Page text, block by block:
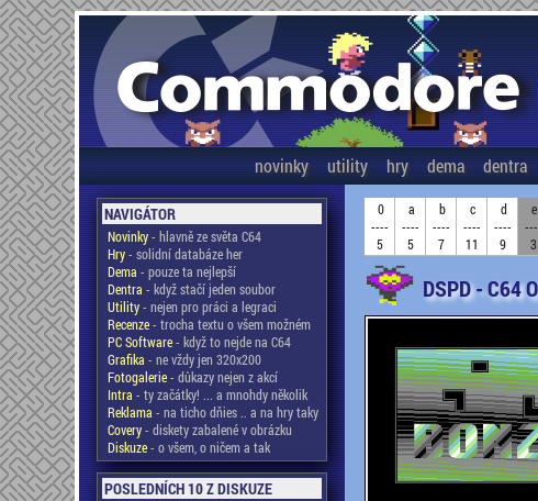
novinky utility hry dema dentra
NAVIGÁTOR
Novinky- hlavně ze světa C64
Hry- solidní databáze her
Dema - pouze ta nejlepší
Dentra - když stačí jeden soubor
Utility- nejen pro práci a legraci
Recenze- trocha textu o všem možném
PC Software- když to nejde na C64
Grafika - ne vždy jen 320x200
Fotogalerie- důkazy nejen z akcí
Intra - ty začátky! ... a mnohdy několik
Reklama - na ticho dňies .. a na hry taky
Covery- diskety zabalené v obrázku
Diskuze- o všem, o ničem a tak
POSLEDNÍCH 10 Z DISKUZE
0
----
5
a
----
5
b
----
7
c
----
11
d
----
9
e
3
DSPD - C64